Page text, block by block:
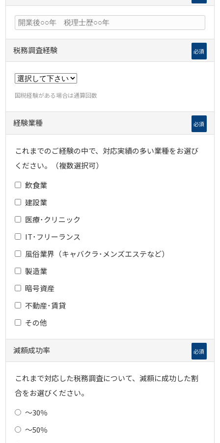
税務調査経験 必須
国税経験がある場合は通算回数
経験業種 必須
これまでのご経験の中で、対応実績の多い業種をお選び
ください。（複数選択可）
飲食業
建設業
医療･クリニック
IT･フリーランス
風俗業界（キャバクラ･メンズエステなど）
製造業
暗号資産
不動産･賃貸
その他
減額成功率 必須
これまで対応した税務調査について、減額に成功した割
合をお選びください。
～30％
～50％
税務のミカタ
0120-016-353
番号をよくご確認いただき、発信していただきますようお願い致します。